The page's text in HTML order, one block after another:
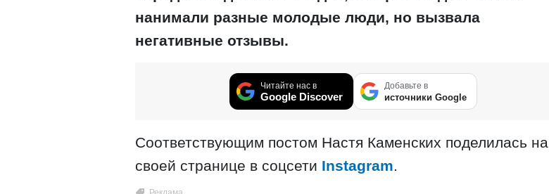
нанимали разные молодые люди, но вызвала
негативные отзывы.
Читайте нас в
Google Discover
Добавьте в
источники Google
Соответствующим постом Настя Каменских поделилась на
своей странице в соцсети Instagram.